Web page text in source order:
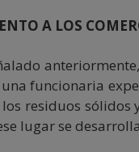
A LOS
funcionaria
residuos
lugar se